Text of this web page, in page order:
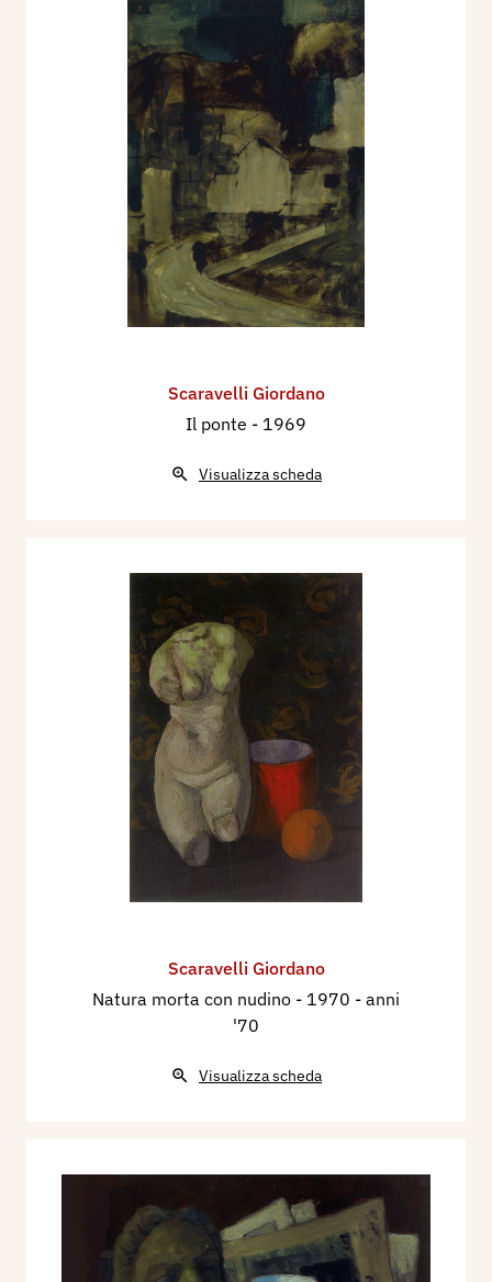
Scaravelli Giordano
Il ponte - 1969
Visualizza scheda
Scaravelli Giordano
Natura morta con nudino - 1970 - anni
'70
Visualizza scheda